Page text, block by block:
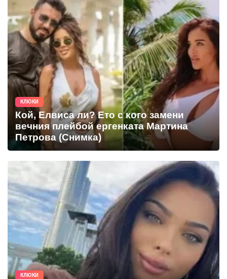
КЛЮКИ
Кой, Елвиса ли? Ето с кого замени
вечния плейбой ергенката Мартина
Петрова (Снимка)
КЛЮКИ